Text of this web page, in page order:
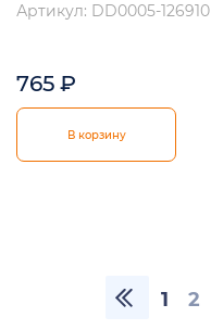
Артикул: DD0005-126910
765 ₽
В корзину
1 2